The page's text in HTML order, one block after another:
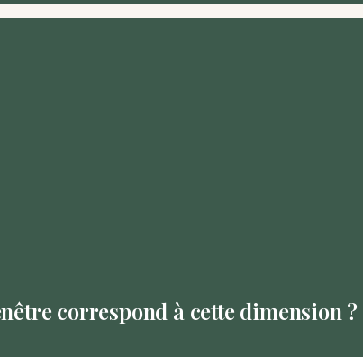
correspond à cette dimension ?